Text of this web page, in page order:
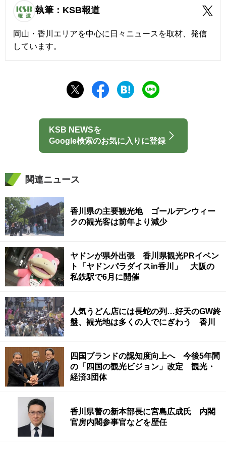
執筆：KSB報道
岡山・香川エリアを中心に日々ニュースを取材、発信
しています。
KSB NEWSを
Google検索のお気に入りに登録
関連ニュース
香川県の主要観光地 ゴールデンウィー
クの観光客は前年より減少
ヤドンが県外出張 香川県観光PRイベン
ト「ヤドンパラダイスin香川」 大阪の
私鉄駅で6月に開催
人気うどん店には長蛇の列…好天のGW終
盤、観光地は多くの人でにぎわう 香川
四国ブランドの認知度向上へ 今後5年間
の「四国の観光ビジョン」改定 観光・
経済3団体
香川県警の新本部長に宮島広成氏 内閣
官房内閣参事官などを歴任